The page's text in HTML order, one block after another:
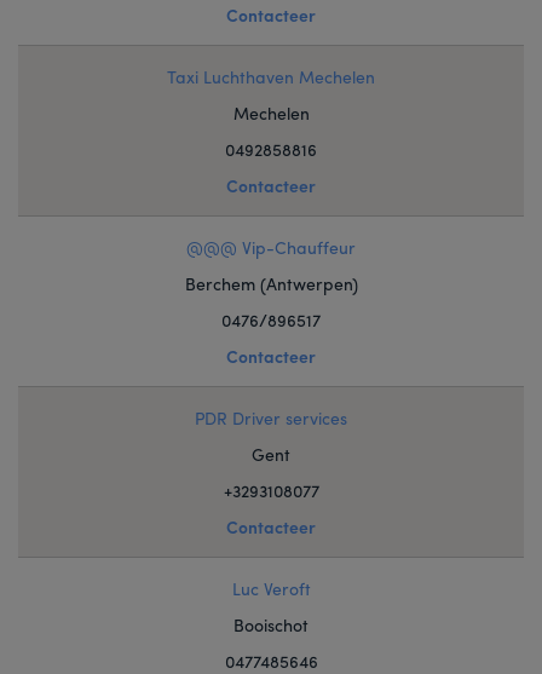
Contacteer
Taxi Luchthaven Mechelen
Mechelen
0492858816
Contacteer
@@@ Vip-Chauffeur
Berchem (Antwerpen)
0476/896517
Contacteer
PDR Driver services
Gent
+3293108077
Contacteer
Luc Veroft
Booischot
0477485646